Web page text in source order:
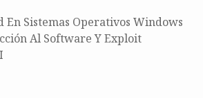
En Sistemas Operativos Windows
Al Software Y Exploit